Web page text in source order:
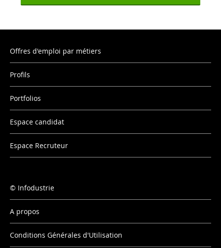
Offres d'emploi par métiers
Profils
Portfolios
Espace candidat
Espace Recruteur
Infodustrie
A propos
Conditions Générales d'Utilisation